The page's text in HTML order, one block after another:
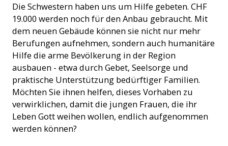
Die Schwestern haben uns um Hilfe gebeten. CHF
19.000 werden noch für den Anbau gebraucht. Mit
dem neuen Gebäude können sie nicht nur mehr
Berufungen aufnehmen, sondern auch humanitäre
Hilfe die arme Bevölkerung in der Region
ausbauen - etwa durch Gebet, Seelsorge und
praktische Unterstützung bedürftiger Familien.
Möchten Sie ihnen helfen, dieses Vorhaben zu
verwirklichen, damit die jungen Frauen, die ihr
Leben Gott weihen wollen, endlich aufgenommen
werden können?